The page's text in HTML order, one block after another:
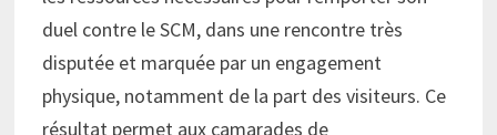
duel contre le SCM, dans une rencontre très
disputée et marquée par un engagement
physique, notamment de la part des visiteurs. Ce
résultat permet aux camarades de